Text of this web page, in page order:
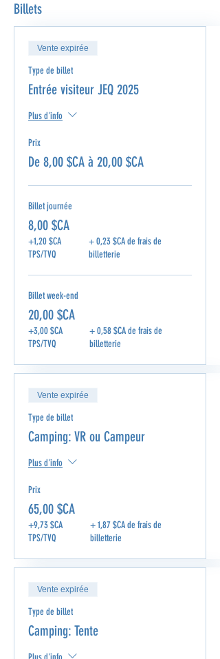
Billets
Vente expirée
Type de billet
Entrée visiteur JEQ 2025
Plus d'info
Prix
De 8,00 $CA à 20,00 $CA
Billet journée
8,00 $CA
+1,20 $CA
TPS/TVQ
+ 0,23 $CA de frais de
billetterie
Billet week-end
20,00 $CA
+3,00 $CA
TPS/TVQ
+ 0,58 $CA de frais de
billetterie
Vente expirée
Type de billet
Camping: VR ou Campeur
Plus d'info
Prix
65,00 $CA
+9,73 $CA
TPS/TVQ
+ 1,87 $CA de frais de
billetterie
Vente expirée
Type de billet
Camping: Tente